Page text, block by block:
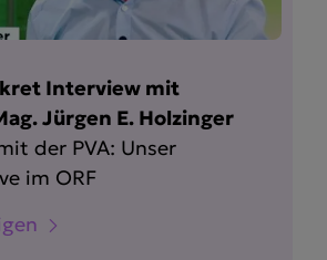
Interview mit
Jürgen E. Holzinger
der PVA: Unser
im ORF